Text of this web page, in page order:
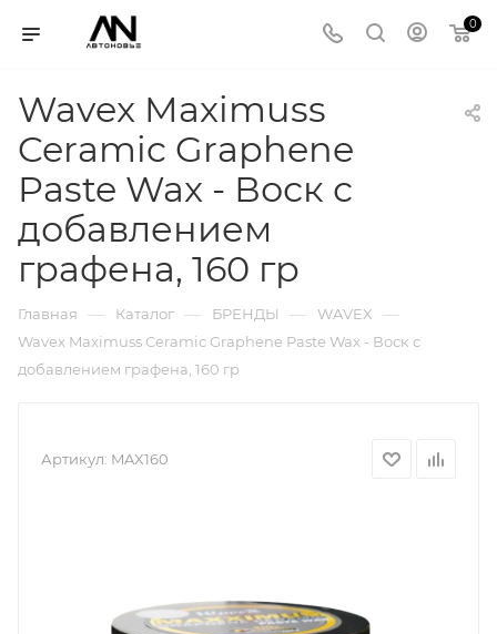
0
Wavex Maximuss
Ceramic Graphene
Paste Wax - Воск с
добавлением
графена, 160 гр
Главная — Каталог — БРЕНДЫ — WAVEX —
Wavex Maximuss Ceramic Graphene Paste Wax - Воск с
добавлением графена, 160 гр
Артикул: MAX160